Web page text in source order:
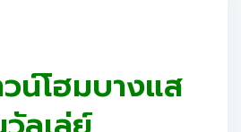
วน์โฮมบางแส